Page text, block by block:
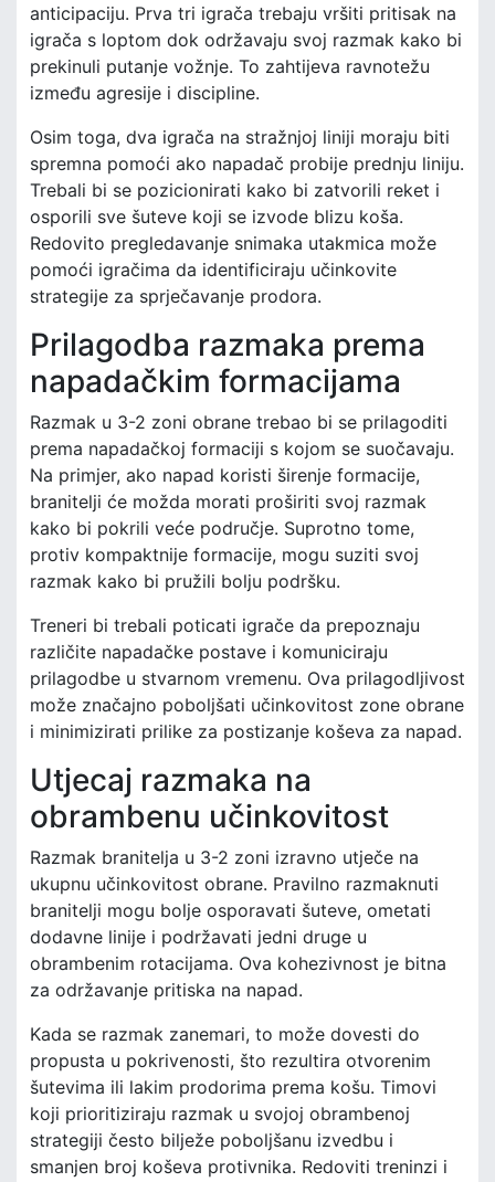
anticipaciju. Prva tri igrača trebaju vršiti pritisak na
igrača s loptom dok održavaju svoj razmak kako bi
prekinuli putanje vožnje. To zahtijeva ravnotežu
između agresije i discipline.
Osim toga, dva igrača na stražnjoj liniji moraju biti
spremna pomoći ako napadač probije prednju liniju.
Trebali bi se pozicionirati kako bi zatvorili reket i
osporili sve šuteve koji se izvode blizu koša.
Redovito pregledavanje snimaka utakmica može
pomoći igračima da identificiraju učinkovite
strategije za sprječavanje prodora.
Prilagodba razmaka prema
napadačkim formacijama
Razmak u 3-2 zoni obrane trebao bi se prilagoditi
prema napadačkoj formaciji s kojom se suočavaju.
Na primjer, ako napad koristi širenje formacije,
branitelji će možda morati proširiti svoj razmak
kako bi pokrili veće područje. Suprotno tome,
protiv kompaktnije formacije, mogu suziti svoj
razmak kako bi pružili bolju podršku.
Treneri bi trebali poticati igrače da prepoznaju
različite napadačke postave i komuniciraju
prilagodbe u stvarnom vremenu. Ova prilagodljivost
može značajno poboljšati učinkovitost zone obrane
i minimizirati prilike za postizanje koševa za napad.
Utjecaj razmaka na
obrambenu učinkovitost
Razmak branitelja u 3-2 zoni izravno utječe na
ukupnu učinkovitost obrane. Pravilno razmaknuti
branitelji mogu bolje osporavati šuteve, ometati
dodavne linije i podržavati jedni druge u
obrambenim rotacijama. Ova kohezivnost je bitna
za održavanje pritiska na napad.
Kada se razmak zanemari, to može dovesti do
propusta u pokrivenosti, što rezultira otvorenim
šutevima ili lakim prodorima prema košu. Timovi
koji prioritiziraju razmak u svojoj obrambenoj
strategiji često bilježe poboljšanu izvedbu i
smanjen broj koševa protivnika. Redoviti treninzi i